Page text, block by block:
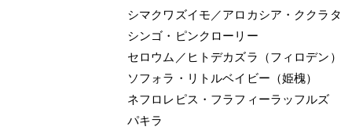
シマクワズイモ／アロカシア・ククラタ
シンゴ・ピンクローリー
セロウム／ヒトデカズラ（フィロデン）
ソフォラ・リトルベイビー（姫槐）
ネフロレピス・フラフィーラッフルズ
パキラ